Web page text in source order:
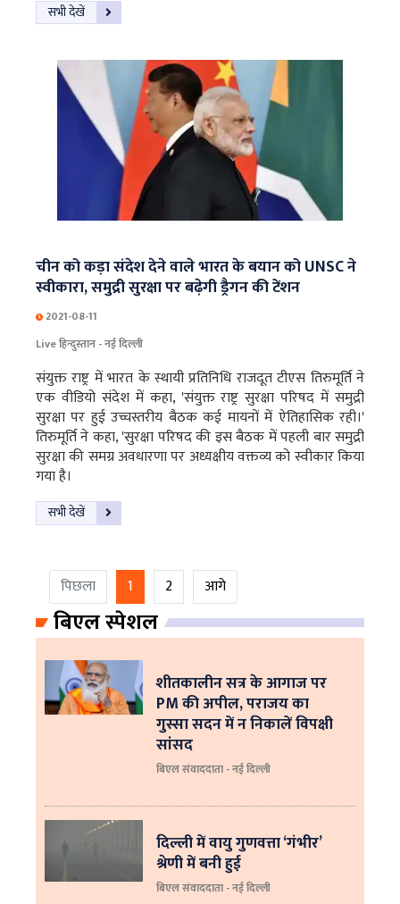
सभी देखें
चीन को कड़ा संदेश देने वाले भारत के बयान को UNSC ने
स्वीकारा, समुद्री सुरक्षा पर बढ़ेगी ड्रैगन की टेंशन
2021-08-11
Live हिन्दुस्तान - नई दिल्ली
संयुक्त राष्ट्र में भारत के स्थायी प्रतिनिधि राजदूत टीएस तिरुमूर्ति ने
एक वीडियो संदेश में कहा, 'संयुक्त राष्ट्र सुरक्षा परिषद में समुद्री
सुरक्षा पर हुई उच्चस्तरीय बैठक कई मायनों में ऐतिहासिक रही।'
तिरुमूर्ति ने कहा, 'सुरक्षा परिषद की इस बैठक में पहली बार समुद्री
सुरक्षा की समग्र अवधारणा पर अध्यक्षीय वक्तव्य को स्वीकार किया
गया है।
सभी देखें
पिछला 1 2 आगे
बिएल स्पेशल
शीतकालीन सत्र के आगाज पर
PM की अपील, पराजय का
गुस्सा सदन में न निकालें विपक्षी
सांसद
बिएल संवाददाता - नई दिल्ली
दिल्ली में वायु गुणवत्ता ‘गंभीर’
श्रेणी में बनी हुई
बिएल संवाददाता - नई दिल्ली